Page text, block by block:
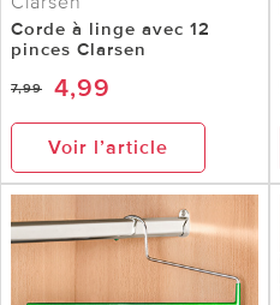
Corde à linge avec 12
pinces Clarsen
7,99 4,99
Voir l’article